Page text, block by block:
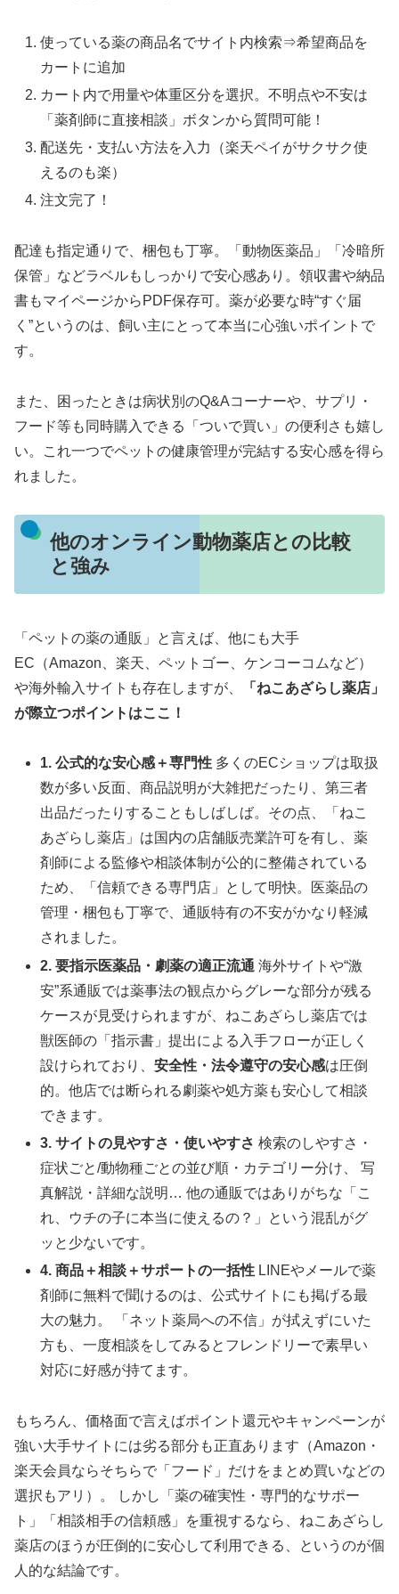
使っている薬の商品名でサイト内検索⇒希望商品を
カートに追加
カート内で用量や体重区分を選択。不明点や不安は
「薬剤師に直接相談」ボタンから質問可能！
配送先・支払い方法を入力（楽天ペイがサクサク使
えるのも楽）
注文完了！
配達も指定通りで、梱包も丁寧。「動物医薬品」「冷暗所
保管」などラベルもしっかりで安心感あり。領収書や納品
書もマイページからPDF保存可。薬が必要な時“すぐ届
く”というのは、飼い主にとって本当に心強いポイントで
す。
また、困ったときは病状別のQ&Aコーナーや、サプリ・
フード等も同時購入できる「ついで買い」の便利さも嬉し
い。これ一つでペットの健康管理が完結する安心感を得ら
れました。
他のオンライン動物薬店との比較
と強み
「ペットの薬の通販」と言えば、他にも大手
EC（Amazon、楽天、ペットゴー、ケンコーコムなど）
や海外輸入サイトも存在しますが、
「ねこあざらし薬店」
が際立つポイントはここ！
1. 公式的な安心感＋専門性 多くのECショップは取扱
数が多い反面、商品説明が大雑把だったり、第三者
出品だったりすることもしばしば。その点、「ねこ
あざらし薬店」は国内の店舗販売業許可を有し、薬
剤師による監修や相談体制が公的に整備されている
ため、「信頼できる専門店」として明快。医薬品の
管理・梱包も丁寧で、通販特有の不安がかなり軽減
されました。
2. 要指示医薬品・劇薬の適正流通 海外サイトや“激
安”系通販では薬事法の観点からグレーな部分が残る
ケースが見受けられますが、ねこあざらし薬店では
獣医師の「指示書」提出による入手フローが正しく
設けられており、安全性・法令遵守の安心感は圧倒
的。他店では断られる劇薬や処方薬も安心して相談
できます。
3. サイトの見やすさ・使いやすさ 検索のしやすさ・
症状ごと/動物種ごとの並び順・カテゴリー分け、 写
真解説・詳細な説明… 他の通販ではありがちな「こ
れ、ウチの子に本当に使えるの？」という混乱がグ
ッと少ないです。
4. 商品＋相談＋サポートの一括性 LINEやメールで薬
剤師に無料で聞けるのは、公式サイトにも掲げる最
大の魅力。 「ネット薬局への不信」が拭えずにいた
方も、一度相談をしてみるとフレンドリーで素早い
対応に好感が持てます。
もちろん、価格面で言えばポイント還元やキャンペーンが
強い大手サイトには劣る部分も正直あります（Amazon・
楽天会員ならそちらで「フード」だけをまとめ買いなどの
選択もアリ）。 しかし「薬の確実性・専門的なサポー
ト」「相談相手の信頼感」を重視するなら、ねこあざらし
薬店のほうが圧倒的に安心して利用できる、というのが個
人的な結論です。